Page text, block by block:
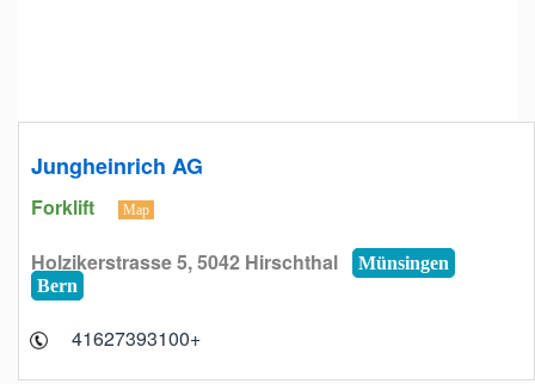
Jungheinrich AG
Forklift Map
Holzikerstrasse 5, 5042 Hirschthal
Münsingen
Bern
+41627393100